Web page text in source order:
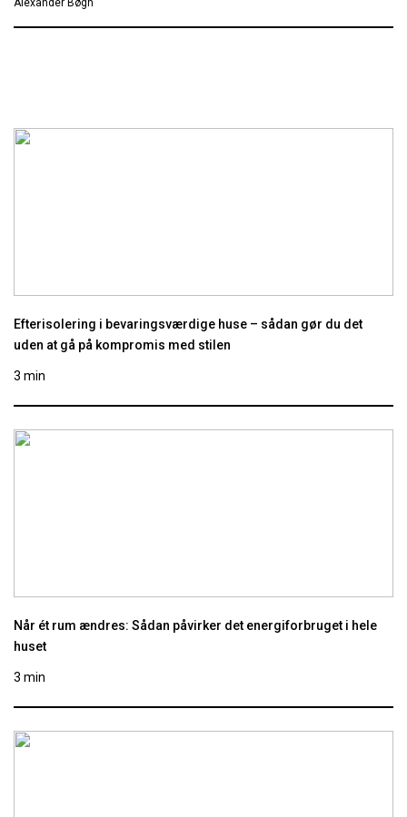
Alexander Bøgh
Efterisolering i bevaringsværdige huse – sådan gør du det
uden at gå på kompromis med stilen
3 min
Når ét rum ændres: Sådan påvirker det energiforbruget i hele
huset
3 min